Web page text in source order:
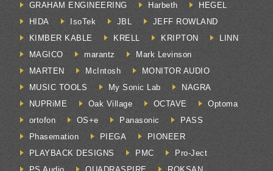
GRAHAM ENGINEERING
Harbeth
HEGEL
HIDA
IsoTek JBL
JEFF ROWLAND
KIMBER KABLE
KRELL KRIPTON
LINN
MAGICO
marantz
Mark Levinson
MARTEN
McIntosh
MONITOR AUDIO
MUSIC TOOLS
My Sonic Lab
NAGRA
NUPRiME
Oak Village OCTAVE
Optoma
ortofon
OS+e Panasonic
PASS
Phasemation
PIEGA
PIONEER
PLAYBACK DESIGNS
PMC
Pro-Ject